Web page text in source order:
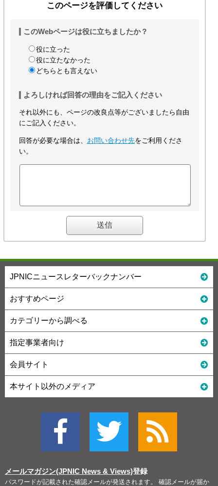
このページを評価してください
このWebページは役に立ちましたか？
役に立った
役に立たなかった
どちらとも言えない
よろしければ回答の理由をご記入ください
それ以外にも、ページの改良点等がございましたら自由
にご記入ください。
回答が必要な場合は、 お問い合わせ先をご利用くださ
い。
JPNICニュースレターバックナンバー
おすすめページ
カテゴリーから調べる
指定事業者向け
会員サイト
本サイト以外のメディア
メールマガジン(JPNIC News & Views)登録
パスワードが記載された確認メールが発送されます。 確認メールが届か